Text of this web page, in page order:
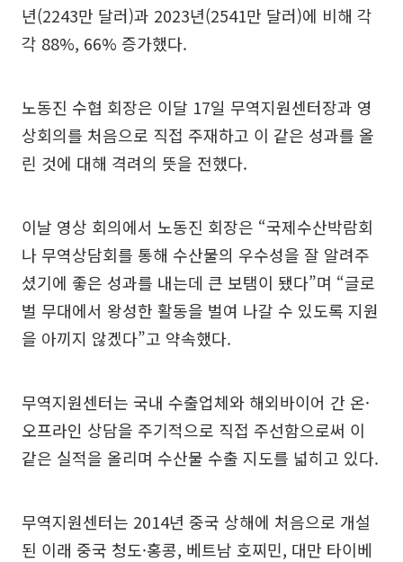
년(2243만 달러)과 2023년(2541만 달러)에 비해 각
각 88%, 66% 증가했다.
노동진 수협 회장은 이달 17일 무역지원센터장과 영
상회의를 처음으로 직접 주재하고 이 같은 성과를 올
린 것에 대해 격려의 뜻을 전했다.
이날 영상 회의에서 노동진 회장은 “국제수산박람회
나 무역상담회를 통해 수산물의 우수성을 잘 알려주
셨기에 좋은 성과를 내는데 큰 보탬이 됐다”며 “글로
벌 무대에서 왕성한 활동을 벌여 나갈 수 있도록 지원
을 아끼지 않겠다”고 약속했다.
무역지원센터는 국내 수출업체와 해외바이어 간 온·
오프라인 상담을 주기적으로 직접 주선함으로써 이
같은 실적을 올리며 수산물 수출 지도를 넓히고 있다.
무역지원센터는 2014년 중국 상해에 처음으로 개설
된 이래 중국 청도·홍콩, 베트남 호찌민, 대만 타이베